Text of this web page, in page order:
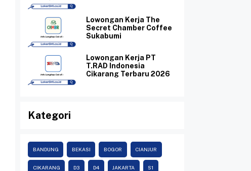
Lowongan Kerja The
Secret Chamber Coffee
Sukabumi
Lowongan Kerja PT
T.RAD Indonesia
Cikarang Terbaru 2026
Kategori
BANDUNG BEKASI BOGOR CIANJUR
CIKARANG D3 D4 JAKARTA S1